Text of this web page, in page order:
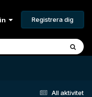
Registrera dig
All aktivitet